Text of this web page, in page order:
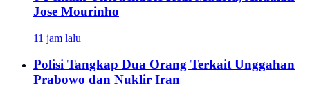
Jose Mourinho
11 jam lalu
Polisi Tangkap Dua Orang Terkait Unggahan
Prabowo dan Nuklir Iran